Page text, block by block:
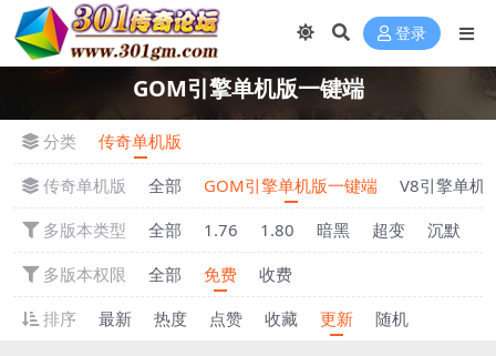
登录
GOM引擎单机版一键端
分类
传奇单机版
传奇单机版
全部 GOM引擎单机版一键端
V8引擎单机
多版本类型
全部 1.76 1.80 暗黑 超变 沉默
多版本权限
全部 免费
收费
排序
最新 热度 点赞 收藏 更新 随机